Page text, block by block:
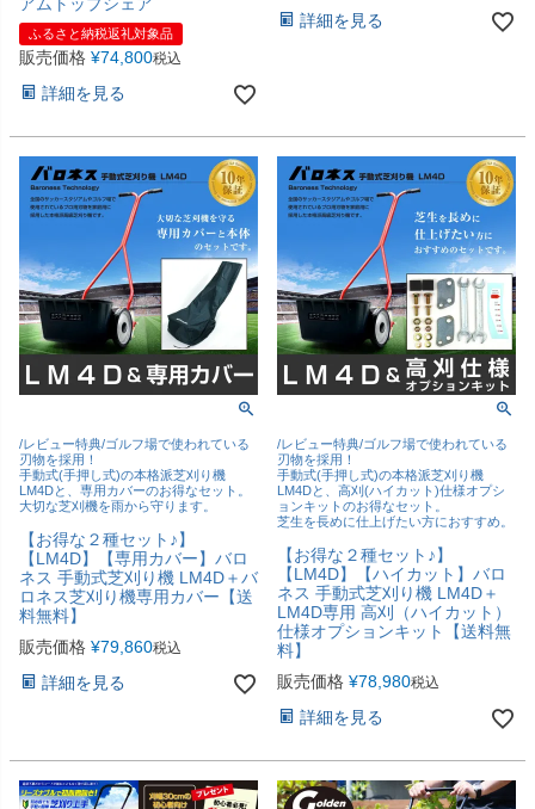
ふるさと納税返礼対象品
販売価格 ¥74,800税込
詳細を見る
詳細を見る
/レビュー特典/ゴルフ場で使われている
刃物を採用！
手動式(手押し式)の本格派芝刈り機
LM4Dと、専用カバーのお得なセット。
大切な芝刈機を雨から守ります。
【お得な２種セット♪】
【LM4D】【専用カバー】バロ
ネス 手動式芝刈り機 LM4D＋バ
ロネス芝刈り機専用カバー【送
料無料】
販売価格 ¥79,860税込
詳細を見る
/レビュー特典/ゴルフ場で使われている
刃物を採用！
手動式(手押し式)の本格派芝刈り機
LM4Dと、高刈(ハイカット)仕様オプシ
ョンキットのお得なセット。
芝生を長めに仕上げたい方におすすめ。
【お得な２種セット♪】
【LM4D】【ハイカット】バロ
ネス 手動式芝刈り機 LM4D＋
LM4D専用 高刈（ハイカット）
仕様オプションキット【送料無
料】
販売価格 ¥78,980税込
詳細を見る